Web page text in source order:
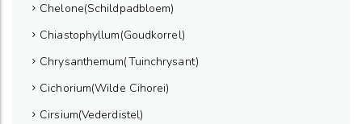
Chelone(Schildpadbloem)
Chiastophyllum(Goudkorrel)
Chrysanthemum(Tuinchrysant)
Cichorium(Wilde Cihorei)
Cirsium(Vederdistel)